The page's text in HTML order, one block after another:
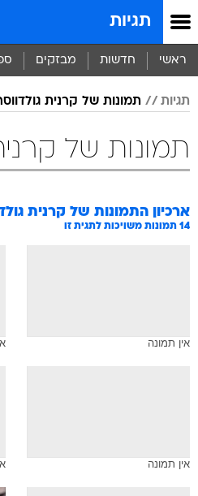
תגיות
ראשי חדשות מבזקים
תגיות תמונות של קרנית
תמונות של
ארכיון התמונות של קרנית
14 תמונות משויכות לתגית זו
אין תמונה
אין תמונה